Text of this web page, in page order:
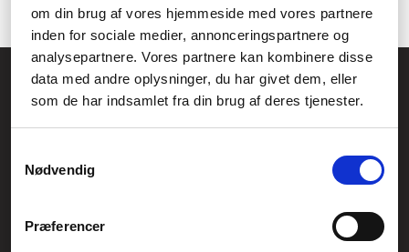
om din brug af vores hjemmeside med vores partnere
inden for sociale medier, annonceringspartnere og
analysepartnere. Vores partnere kan kombinere disse
data med andre oplysninger, du har givet dem, eller
som de har indsamlet fra din brug af deres tjenester.
Nødvendig
Præferencer
Føniks Computer Aarhus
CVR.: 26208637
kontakt@fcomputer.dk